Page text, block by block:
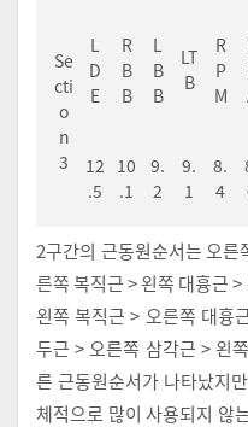
Se
cti
o
n
3
L
D
E
R
B
B
L
B
B
LT
B
R
P
M
12
.5
10
.1
9.
2
9.
1
8.
4
2구간의 근동원순서는 오른
른쪽 복직근 > 왼쪽 대흉근
왼쪽 복직근 > 오른쪽 대흉
두근 > 오른쪽 삼각근 > 왼
른 근동원순서가 나타났지
체적으로 많이 사용되지 않